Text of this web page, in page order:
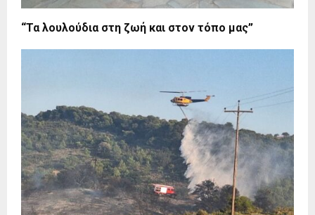
“Τα λουλούδια στη ζωή και στον τόπο μας”